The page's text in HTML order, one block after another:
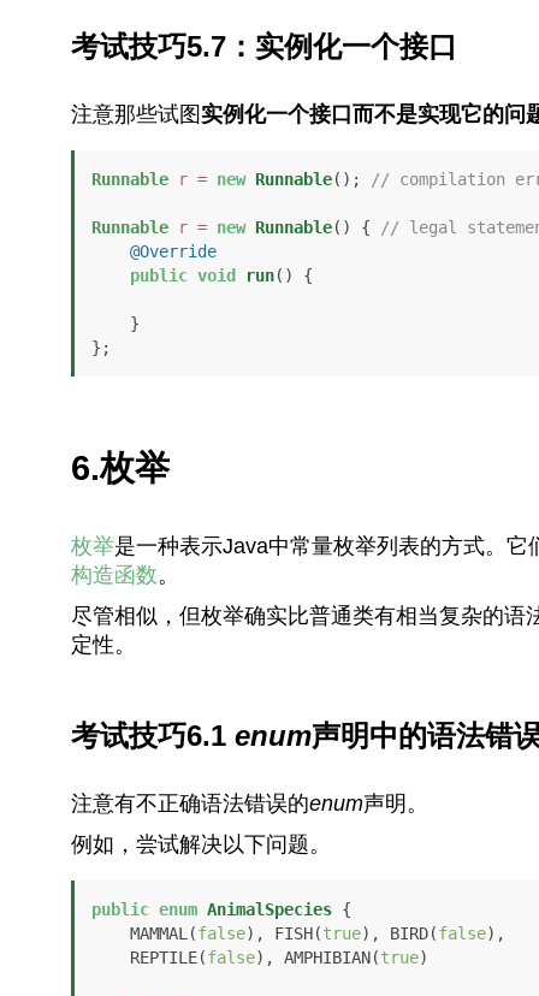
考试技巧5.7：实例化一个接口
注意那些试图 实例化一个接口而不是实现它的问
Runnable r = new Runnable(); // compilation
Runnable r = new Runnable() {
// legal
@Override
public void run() {
};
6.枚举
枚举是一种表示Java中常量枚举列表的方式。
构造函数。
尽管相似，但枚举确实比普通类有相当复杂的
定性。
考试技巧6.1 enum声明中的语法错
注意有不正确语法错误的enum声明。
例如，尝试解决以下问题。
public enum AnimalSpecies {
    MAMMAL(
false), FISH(true), BIRD(false),
    REPTILE(
false), AMPHIBIAN(true)